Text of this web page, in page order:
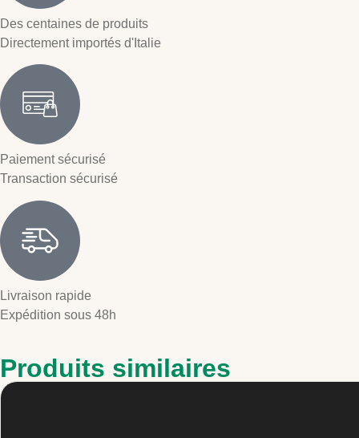
Des centaines de produits
Directement importés d'Italie
Paiement sécurisé
Transaction sécurisé
Livraison rapide
Expédition sous 48h
Produits similaires